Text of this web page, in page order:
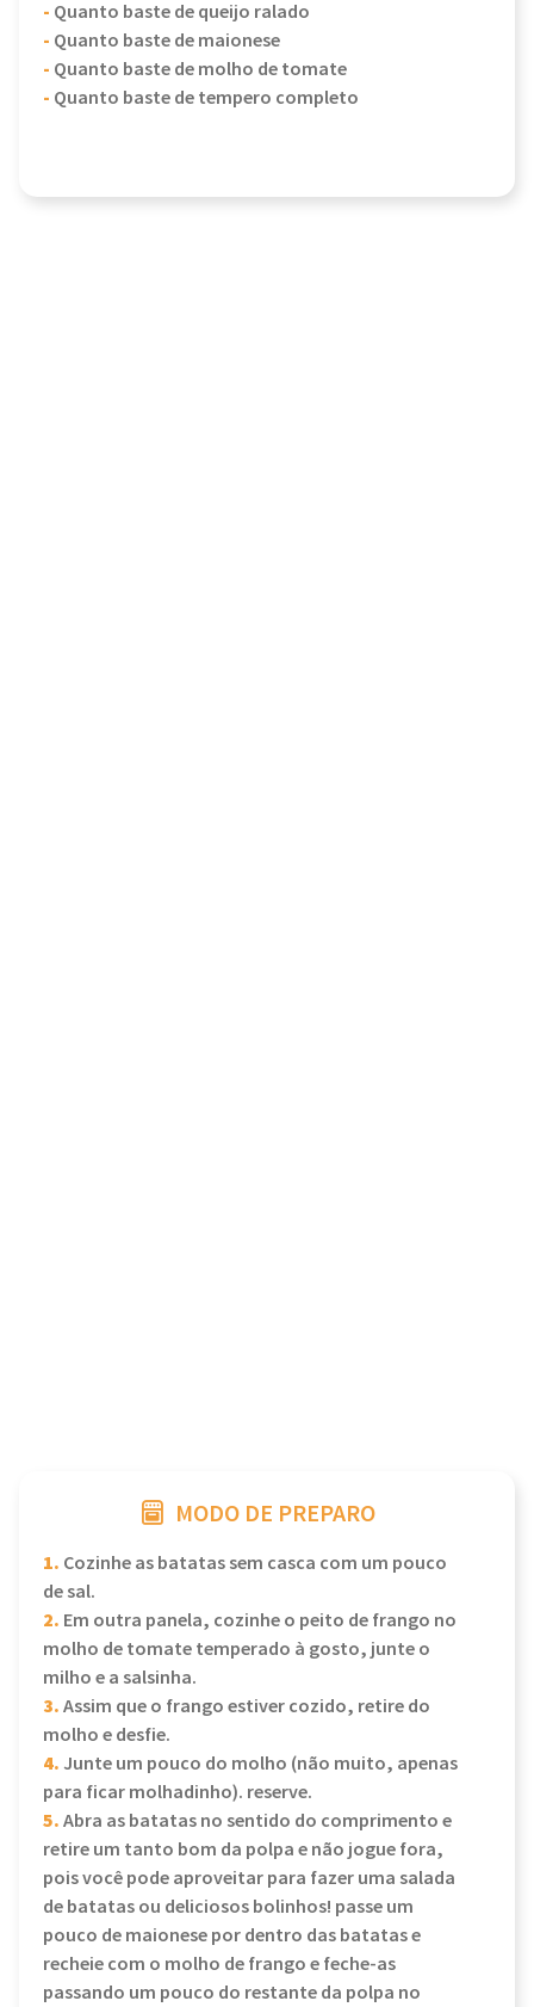
- Quanto baste de queijo ralado
- Quanto baste de maionese
- Quanto baste de molho de tomate
- Quanto baste de tempero completo
MODO DE PREPARO
1. Cozinhe as batatas sem casca com um pouco
de sal.
2. Em outra panela, cozinhe o peito de frango no
molho de tomate temperado à gosto, junte o
milho e a salsinha.
3.Assim que o frango estiver cozido, retire do
molho e desfie.
4. Junte um pouco do molho (não muito, apenas
para ficar molhadinho). reserve.
5.Abra as batatas no sentido do comprimento e
retire um tanto bom da polpa e não jogue fora,
pois você pode aproveitar para fazer uma salada
de batatas ou deliciosos bolinhos! passe um
pouco de maionese por dentro das batatas e
recheie com o molho de frango e feche-as
passando um pouco do restante da polpa no